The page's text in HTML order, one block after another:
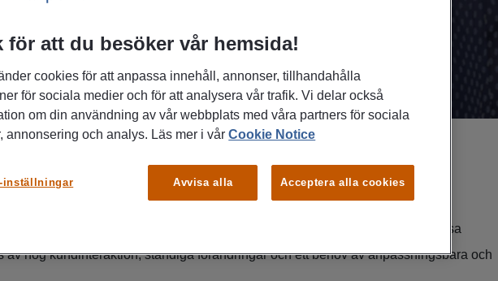
för din verksamhet
partner när det gäller att hitta personal inom kundtjänst och försäljning. Dessa
av hög kundinteraktion, ständiga förändringar och ett behov av anpassningsbara och
för att du besöker vår hemsida!
cookies för att anpassa innehåll, annonser, tillhandahålla
för sociala medier och för att analysera vår trafik. Vi delar också
om din användning av vår webbplats med våra partners för sociala
annonsering och analys. Läs mer i vårCookie Notice
Avvisa alla Acceptera alla cookies
inställningar